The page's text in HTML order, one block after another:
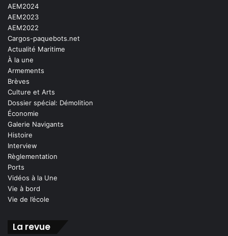
AEM2024
AEM2023
AEM2022
Cargos-paquebots.net
Actualité Maritime
À la une
Armements
Brèves
Culture et Arts
Dossier spécial: Démolition
Économie
Galerie Navigants
Histoire
Interview
Règlementation
Ports
Vidéos à la Une
Vie à bord
Vie de l’école
La revue